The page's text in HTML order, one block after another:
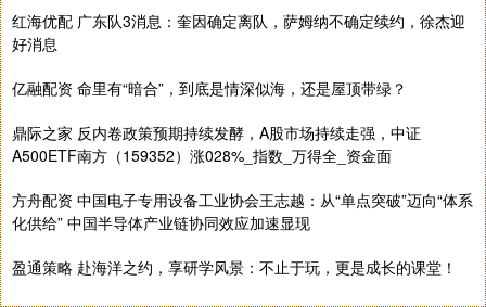
红海优配 广东队3消息：奎因确定离队，萨姆纳不确定续约，徐杰迎
好消息
亿融配资 命里有“暗合”，到底是情深似海，还是屋顶带绿？
鼎际之家 反内卷政策预期持续发酵，A股市场持续走强，中证
A500ETF南方（159352）涨028%_指数_万得全_资金面
方舟配资 中国电子专用设备工业协会王志越：从“单点突破”迈向“体系
化供给” 中国半导体产业链协同效应加速显现
盈通策略 赴海洋之约，享研学风景：不止于玩，更是成长的课堂！